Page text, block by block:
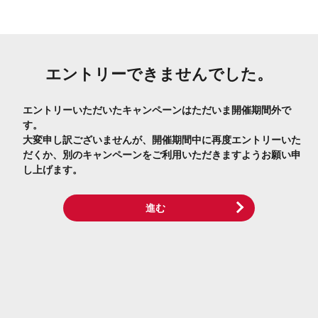
エントリーできませんでした。
エントリーいただいたキャンペーンはただいま開催期間外で
す。
大変申し訳ございませんが、開催期間中に再度エントリーいた
だくか、別のキャンペーンをご利用いただきますようお願い申
し上げます。
進む